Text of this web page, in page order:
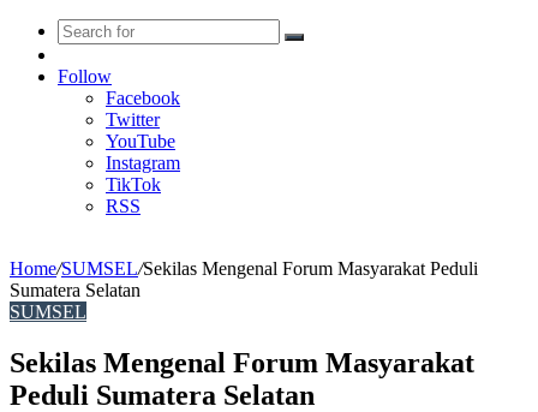
Search
Article
Follow
Facebook
Twitter
YouTube
Instagram
TikTok
RSS
Home/SUMSEL/Sekilas Mengenal Forum Masyarakat Peduli
Sumatera Selatan
SUMSEL
Sekilas Mengenal Forum Masyarakat
Peduli Sumatera Selatan